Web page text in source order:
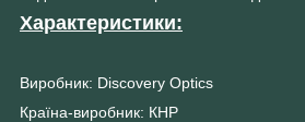
Характеристики:
Виробник: Discovery Optics
Країна-виробник: КНР